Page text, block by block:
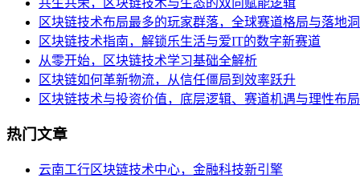
区块链技术布局最多的玩家群落，全球赛道格局与落地
区块链技术指南，解锁乐生活与爱IT的数字新赛道
从零开始，区块链技术学习基础全解析
区块链如何革新物流，从信任僵局到效率跃升
区块链技术与投资价值，底层逻辑、赛道机遇与理性布局
热门文章
云南工行区块链技术中心，金融科技新引擎